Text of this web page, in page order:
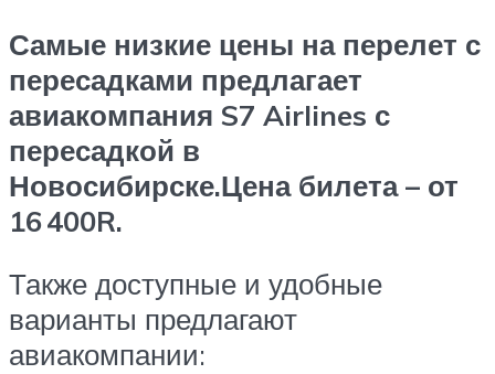
Самые низкие цены на перелет с
пересадками предлагает
авиакомпания S7 Airlines с
пересадкой в
Новосибирске.Цена билета – от
16 400R.
Также доступные и удобные
варианты предлагают
авиакомпании: